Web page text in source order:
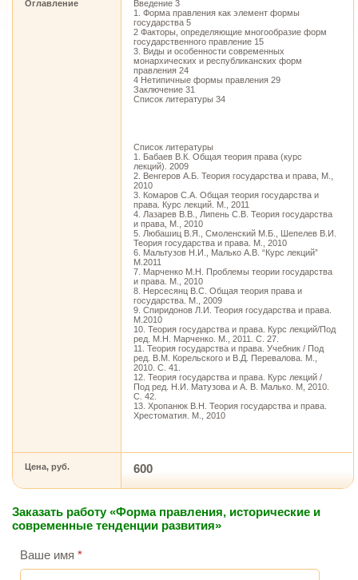
Оглавление
Введение 3
1. Форма правления как элемент формы
государства 5
2 Факторы, определяющие многообразие форм
государственного правление 15
3. Виды и особенности современных
монархических и республиканских форм
правления 24
4 Нетипичные формы правления 29
Заключение 31
Список литературы 34
Список литературы
1. Бабаев В.К. Общая теория права (курс
лекций). 2009
2. Венгеров А.Б. Теория государства и права, М.,
2010
3. Комаров С.А. Общая теория государства и
права. Курс лекций. М., 2011
4. Лазарев В.В., Липень С.В. Теория государства
и права, М., 2010
5. Любашиц В.Я., Смоленский М.Б., Шепелев В.И.
Теория государства и права. М., 2010
6. Мальтузов Н.И., Малько А.В. “Курс лекций”
М.2011
7. Марченко М.Н. Проблемы теории государства
и права. М., 2010
8. Нерсесянц В.С. Общая теория права и
государства. М., 2009
9. Спиридонов Л.И. Теория государства и права.
М.2010
10. Теория государства и права. Курс лекций/Под
ред. М.Н. Марченко. М., 2011. С. 27.
11. Теория государства и права. Учебник / Под
ред. В.М. Корельского и В.Д. Перевалова. М.,
2010. С. 41.
12. Теория государства и права. Курс лекций /
Под ред. Н.И. Матузова и А. В. Малько. М, 2010.
С. 42.
13. Хропанюк В.Н. Теория государства и права.
Хрестоматия. М., 2010
Цена, руб. 600
Заказать работу «Форма правления, исторические и
современные тенденции развития»
Ваше имя *